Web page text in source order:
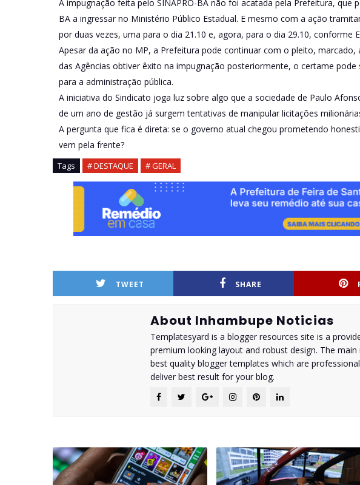
A impugnação feita pelo SINAPRO-BA não foi acatada pela Prefeitura, que
BA a ingressar no Ministério Público Estadual. E mesmo com a ação
por duas vezes, uma para o dia 21.10 e, agora, para o dia 29.10, conforme
Apesar da ação no MP, a Prefeitura pode continuar com o pleito, marcado,
das Agências obtiver êxito na impugnação posteriormente, o certame
para a administração pública.
A iniciativa do Sindicato joga luz sobre algo que a sociedade de Paulo
de um ano de gestão já surgem tentativas de manipular licitações
A pergunta que fica é direta: se o governo atual chegou prometendo
vem pela frente?
Tags # DESTAQUE # GERAL
TWEET SHARE
About Inhambupe Noticias
Templatesyard is a blogger resources site is a
premium looking layout and robust design. The
best quality blogger templates which are
deliver best result for your blog.